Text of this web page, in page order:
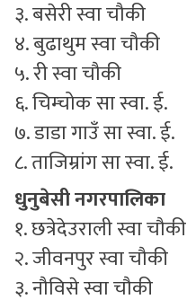
३. बसेरी स्वा चौकी
४. बुढाथुम स्वा चौकी
५. री स्वा चौकी
६. चिम्चोक सा स्वा. ई.
७. डाडा गाउँ सा स्वा. ई.
८. ताजिम्रांग सा स्वा. ई.
धुनुबेसी नगरपालिका
१. छत्रेदेउराली स्वा चौकी
२. जीवनपुर स्वा चौकी
३. नौविसे स्वा चौकी